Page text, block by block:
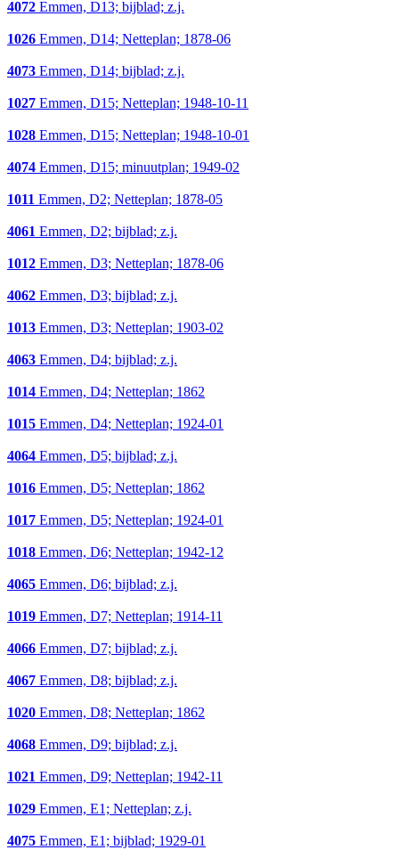
4072 Emmen, D13; bijblad; z.j.
1026 Emmen, D14; Netteplan; 1878-06
4073 Emmen, D14; bijblad; z.j.
1027 Emmen, D15; Netteplan; 1948-10-11
1028 Emmen, D15; Netteplan; 1948-10-01
4074 Emmen, D15; minuutplan; 1949-02
1011 Emmen, D2; Netteplan; 1878-05
4061 Emmen, D2; bijblad; z.j.
1012 Emmen, D3; Netteplan; 1878-06
4062 Emmen, D3; bijblad; z.j.
1013 Emmen, D3; Netteplan; 1903-02
4063 Emmen, D4; bijblad; z.j.
1014 Emmen, D4; Netteplan; 1862
1015 Emmen, D4; Netteplan; 1924-01
4064 Emmen, D5; bijblad; z.j.
1016 Emmen, D5; Netteplan; 1862
1017 Emmen, D5; Netteplan; 1924-01
1018 Emmen, D6; Netteplan; 1942-12
4065 Emmen, D6; bijblad; z.j.
1019 Emmen, D7; Netteplan; 1914-11
4066 Emmen, D7; bijblad; z.j.
4067 Emmen, D8; bijblad; z.j.
1020 Emmen, D8; Netteplan; 1862
4068 Emmen, D9; bijblad; z.j.
1021 Emmen, D9; Netteplan; 1942-11
1029 Emmen, E1; Netteplan; z.j.
4075 Emmen, E1; bijblad; 1929-01